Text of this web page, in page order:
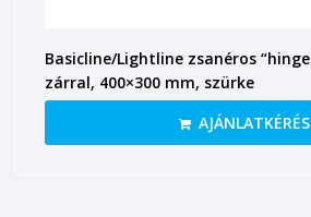
Basicline/Lightline zsanéros
zárral, 400×300 mm, szürke
AJÁNLATKÉRÉS